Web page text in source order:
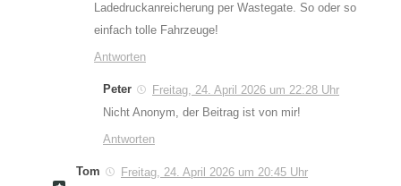
Ladedruckanreicherung per Wastegate. So oder so
einfach tolle Fahrzeuge!
Antworten
Peter
Freitag, 24. April 2026 um 22:28 Uhr
Nicht Anonym, der Beitrag ist von mir!
Antworten
Tom
Freitag, 24. April 2026 um 20:45 Uhr